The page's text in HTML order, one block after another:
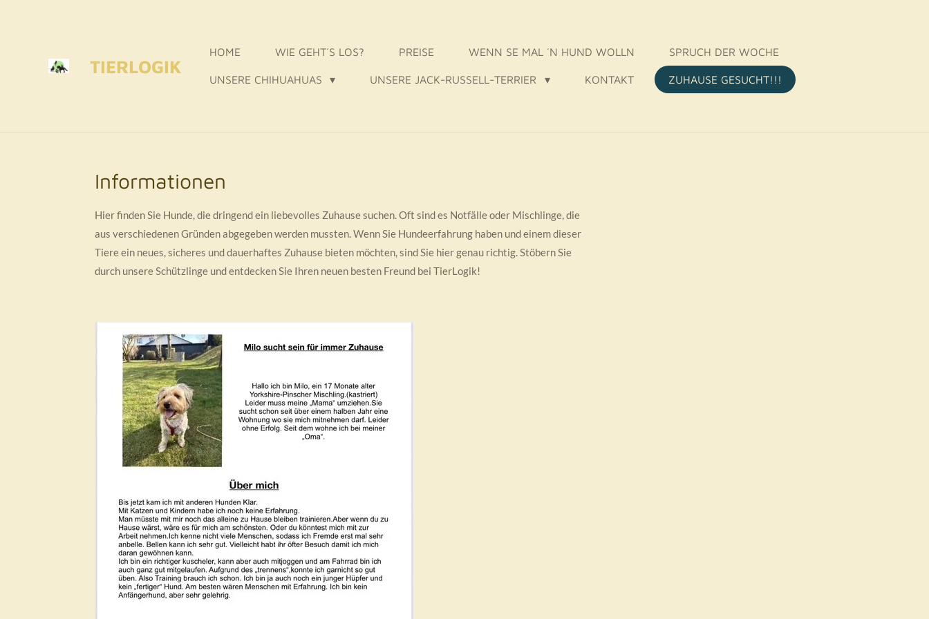
TIERLOGIK
HOME WIE GEHT´S LOS? PREISE WENN SE MAL ´N HUND WOLLN SPRUCH DER WOCHE
UNSERE CHIHUAHUAS UNSERE JACK-RUSSELL-TERRIER KONTAKT ZUHAUSE GESUCHT!!!
Informationen
Hier finden Sie Hunde, die dringend ein liebevolles Zuhause suchen. Oft sind es Notfälle oder Mischlinge, die
aus verschiedenen Gründen abgegeben werden mussten. Wenn Sie Hundeerfahrung haben und einem dieser
Tiere ein neues, sicheres und dauerhaftes Zuhause bieten möchten, sind Sie hier genau richtig. Stöbern Sie
durch unsere Schützlinge und entdecken Sie Ihren neuen besten Freund bei TierLogik!